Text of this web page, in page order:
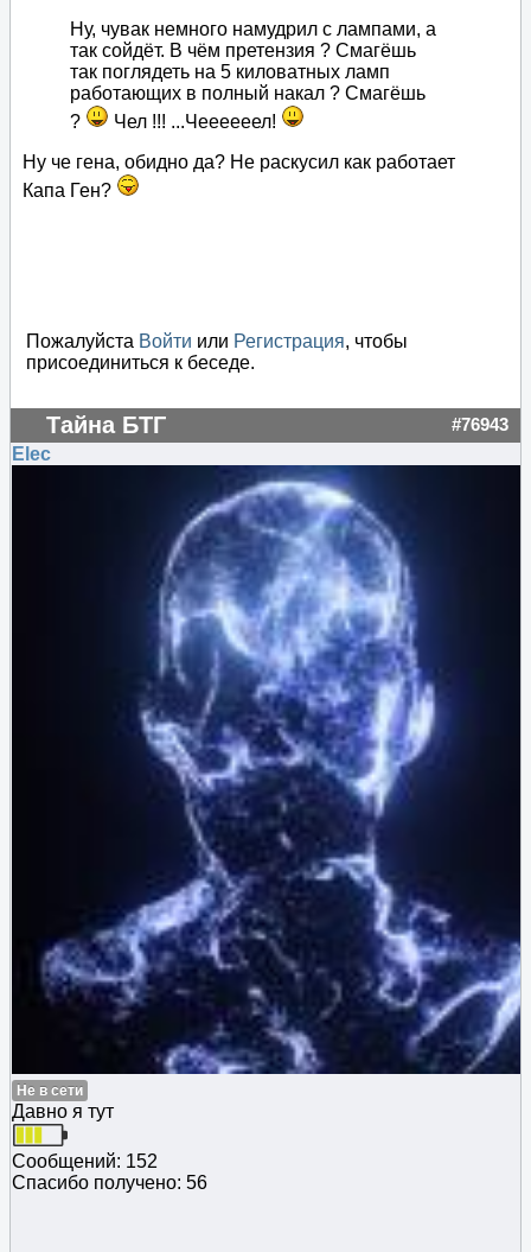
Ну, чувак немного намудрил с лампами, а
так сойдёт. В чём претензия ? Смагёшь
так поглядеть на 5 киловатных ламп
работающих в полный накал ? Смагёшь
?
Чел !!! ...Чеееееел!
Ну че гена, обидно да? Не раскусил как работает
Капа Ген?
Пожалуйста Войти или Регистрация, чтобы
присоединиться к беседе.
Тайна БТГ #76943
Elec
Не в сети
Давно я тут
Сообщений: 152
Спасибо получено: 56